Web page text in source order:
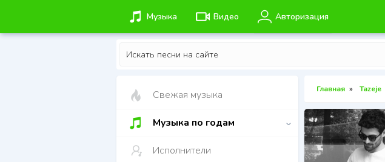
Музыка Видео Авторизация
Главная » Tazeje
Свежая музыка
Музыка по годам
Исполнители